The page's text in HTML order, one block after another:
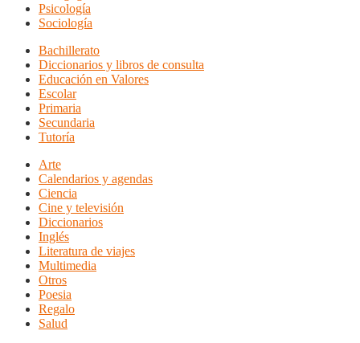
Psicología
Sociología
Bachillerato
Diccionarios y libros de consulta
Educación en Valores
Escolar
Primaria
Secundaria
Tutoría
Arte
Calendarios y agendas
Ciencia
Cine y televisión
Diccionarios
Inglés
Literatura de viajes
Multimedia
Otros
Poesia
Regalo
Salud